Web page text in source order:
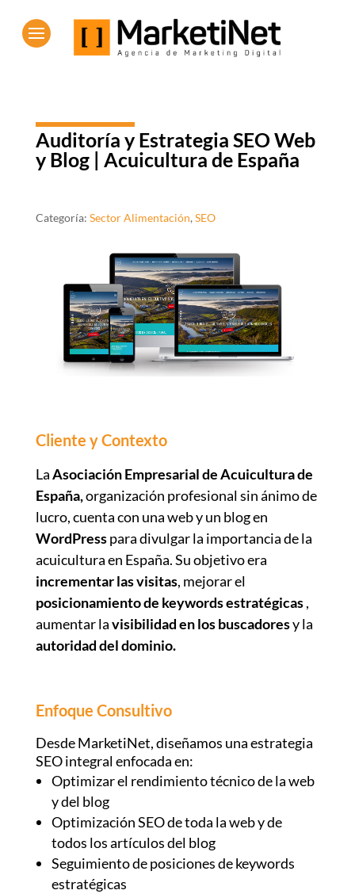
Auditoría y Estrategia SEO Web
y Blog | Acuicultura de España
Categoría: Sector Alimentación, SEO
Cliente y Contexto
LaAsociación Empresarial de Acuicultura de
España,organización profesional sin ánimo de
lucro, cuenta con una web y un blog en
WordPresspara divulgar la importancia de la
acuicultura en España. Su objetivo era
incrementar las visitas, mejorar el
posicionamiento de keywords estratégicas,
aumentar lavisibilidad en los buscadoresy la
autoridad del dominio.
Enfoque Consultivo
Desde MarketiNet, diseñamos una estrategia
SEO integral enfocada en:
Optimizar el rendimiento técnico de la web
y del blog
Optimización SEO de toda la web y de
todos los artículos del blog
Seguimiento de posiciones de keywords
estratégicas